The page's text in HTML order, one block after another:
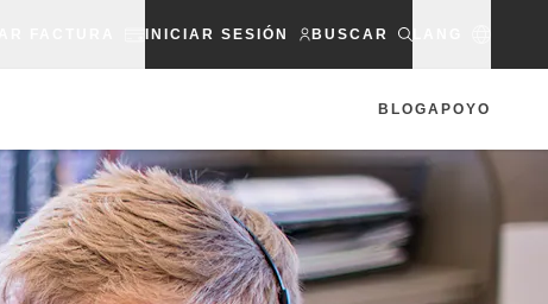
INICIAR SESIÓN BUSCAR
BLOGAPOYO